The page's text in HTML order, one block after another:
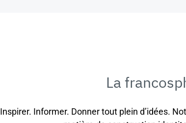
La
Inspirer. Informer. Donner tout plein d’idées.